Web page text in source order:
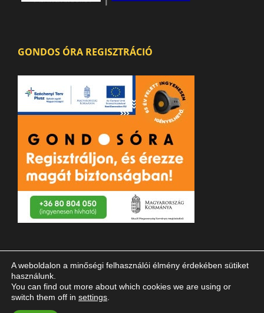
GONDOS ÓRA REGISZTRÁCIÓ
© 2023 Magyar Vakok és Gyengénlátók Országos Szövetsége
A weboldalon a minőségi felhasználói élmény érdekében sütiket
használunk.
You can find out more about which cookies we are using or
switch them off in settings